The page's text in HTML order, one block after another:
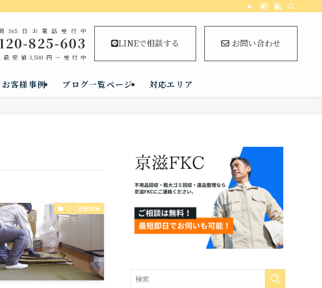
365日お電話受付中
825-603
最安値3,500円～受付中
LINEで相談する お問い合わせ
お客様事例 ブログ一覧ページ 対応エリア
ゴミ屋敷清掃